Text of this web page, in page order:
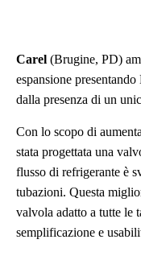
Carel (Brugine, PD)
espansione
dalla presenza di un
Con lo scopo di
stata progettata una
flusso di refrigerante è
tubazioni. Questa
valvola adatto a tutte le
semplificazione e